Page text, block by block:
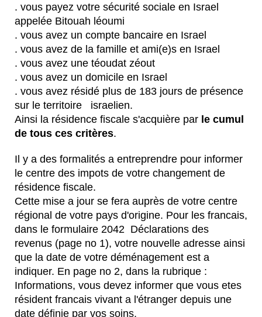
. vous payez votre sécurité sociale en Israel
appelée Bitouah léoumi
. vous avez un compte bancaire en Israel
. vous avez de la famille et ami(e)s en Israel
. vous avez une téoudat zéout
. vous avez un domicile en Israel
. vous avez résidé plus de 183 jours de présence
sur le territoire israelien.
Ainsi la résidence fiscale s'acquière par le cumul
de tous ces critères.
Il y a des formalités a entreprendre pour informer
le centre des impots de votre changement de
résidence fiscale.
Cette mise a jour se fera auprès de votre centre
régional de votre pays d'origine. Pour les francais,
dans le formulaire 2042 Déclarations des
revenus (page no 1), votre nouvelle adresse ainsi
que la date de votre déménagement est a
indiquer. En page no 2, dans la rubrique :
Informations, vous devez informer que vous etes
résident francais vivant a l'étranger depuis une
date définie par vos soins.